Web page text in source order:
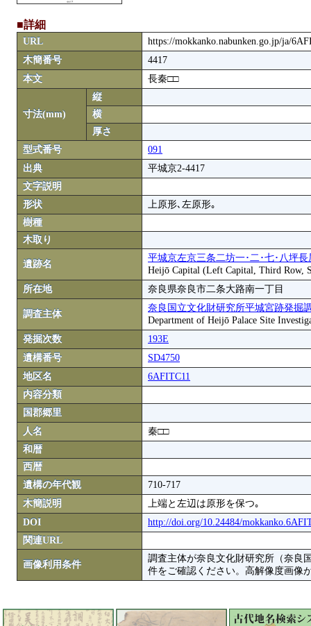
■詳細
URL
https://mokkanko.nabunken.go.jp/ja/
木簡番号
4417
本文
長秦□□
寸法(mm)
縦
横
厚さ
型式番号
091
出典
平城京2-4417
文字説明
形状
上原形､左原形｡
樹種
木取り
遺跡名
平城京左京三条二坊一･二･七･八坪長
Heijō Capital (Left Capital, Third Row,
所在地
奈良県奈良市二条大路南一丁目
調査主体
奈良国立文化財研究所平城宮跡発掘
Department of Heijō Palace Site
発掘次数
193E
遺構番号
SD4750
地区名
6AFITC11
内容分類
国郡郷里
人名
秦□□
和暦
西暦
遺構の年代観
710-717
木簡説明
上端と左辺は原形を保つ｡
DOI
http://doi.org/10.24484/
関連URL
画像利用条件
調査主体が奈良文化財研究所（奈良
件をご確認ください。高解像度画像